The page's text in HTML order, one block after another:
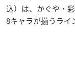
込）は、かぐや・
8キャラが揃うライ